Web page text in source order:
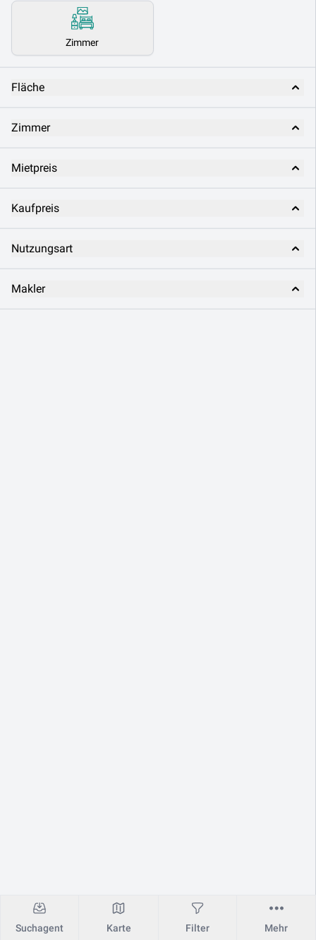
Zimmer
Fläche
Zimmer
Mietpreis
Kaufpreis
Nutzungsart
Makler
Suchagent Karte Filter Mehr